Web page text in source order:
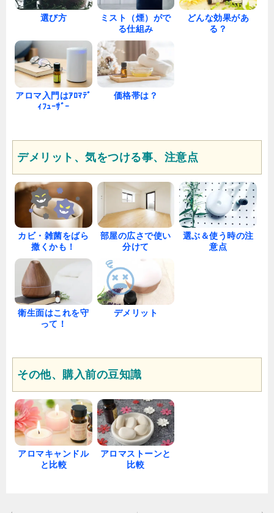
選び方
ミスト（煙）がで
る仕組み
どんな効果があ
る？
アロマ入門はｱﾛﾏﾃﾞ
ｨﾌｭｰｻﾞｰ
価格帯は？
デメリット、気をつける事、注意点
カビ・雑菌をばら
撒くかも！
部屋の広さで使い
分けて
選ぶ＆使う時の注
意点
衛生面はこれを守
って！
デメリット
その他、購入前の豆知識
アロマキャンドル
と比較
アロマストーンと
比較